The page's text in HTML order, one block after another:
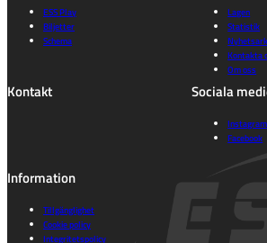
ESS Play
Biljetter
Schema
Lagen
Statistik
Kontakta
Om oss
Kontakt Sociala
Instagram
Facebook
Information
Tillgänglighet
Cookie policy
Integritetspolicy